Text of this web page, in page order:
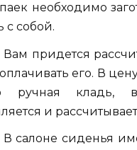
необходимо
с собой.
Вам придется
его. В
ручная кладь,
и
В салоне сиденья